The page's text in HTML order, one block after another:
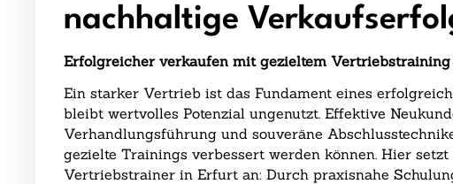
nachhaltige
Erfolgreicher verkaufen mit gezieltem
Ein starker Vertrieb ist das Fundament eines
bleibt wertvolles Potenzial ungenutzt. Effektive
Verhandlungsführung und souveräne
gezielte Trainings verbessert werden können. Hier
Vertriebstrainer in Erfurt an: Durch praxisnahe